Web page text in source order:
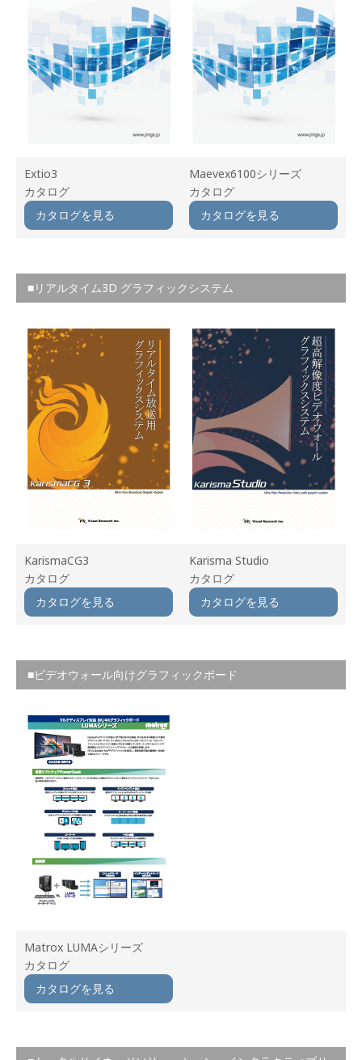
Extio3
カタログ
カタログを見る
Maevex6100シリーズ
カタログ
カタログを見る
■リアルタイム3D グラフィックシステム
KarismaCG3
カタログ
カタログを見る
Karisma Studio
カタログ
カタログを見る
■ビデオウォール向けグラフィックボード
Matrox LUMAシリーズ
カタログ
カタログを見る